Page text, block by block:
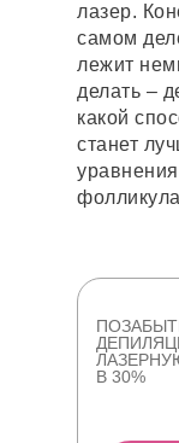
лазер.
самом
лежит
делать –
какой
станет
В 30%